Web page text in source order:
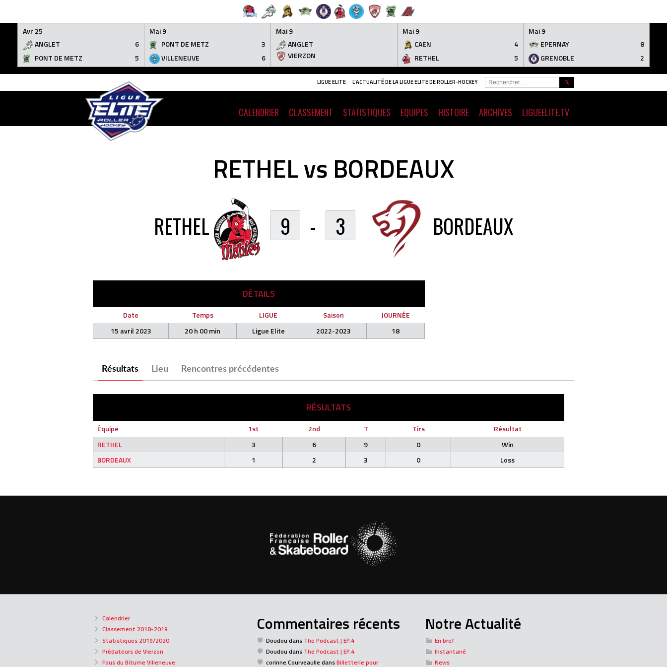
Avr 25
ANGLET
6
PONT DE METZ
5
Mai 9
PONT DE METZ
3
VILLENEUVE
6
Mai 9
ANGLET
VIERZON
Mai 9
CAEN
4
RETHEL
5
Mai 9
EPERNAY
8
GRENOBLE
2
content
LIGUE ELITE L'ACTUALITÉ DE LA LIGUE ELITE DE ROLLER-HOCKEY
CALENDRIER CLASSEMENT STATISTIQUES EQUIPES HISTOIRE ARCHIVES LIGUEELITE.TV
RECHERCHER :
RETHEL vs BORDEAUX
RETHEL 9 - 3 BORDEAUX
DÉTAILS
Date Temps LIGUE Saison
JOURNÉE
15 avril 2023
20 h 00 min Ligue Elite 2022-2023 18
Résultats Lieu Rencontres précédentes
RÉSULTATS
Équipe 1st 2nd T Tirs
Résultat
RETHEL
3 6 9 0
Win
BORDEAUX
1 2 3 0 Loss
Calendrier
Classement 2018-2019
Statistiques 2019/2020
Prédateurs de Vierzon
Fous du Bitume Villeneuve
Commentaires récents
Doudou dans The Podcast | EP.4
Doudou dans The Podcast | EP.4
corinne CourveaulledansBilletterie pour
Notre Actualité
En bref
Instantané
News